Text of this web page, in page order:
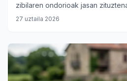
zibilaren ondorioak jasan
senideei elkartasuna adierazteko.
27 uztaila 2026